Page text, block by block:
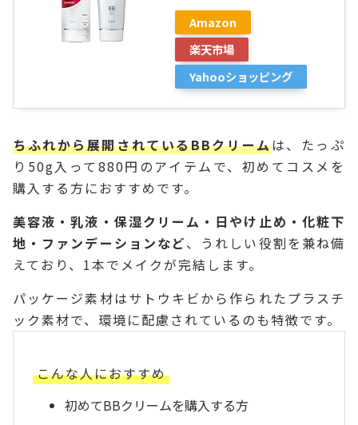
Amazon
楽天市場
Yahooショッピング
ちふれから展開されているBBクリームは、たっぷ
り50g入って880円のアイテムで、初めてコスメを
購入する方におすすめです。
美容液・乳液・保湿クリーム・日やけ止め・化粧下
地・ファンデーションなど、うれしい役割を兼ね備
えており、1本でメイクが完結します。
パッケージ素材はサトウキビから作られたプラスチ
ック素材で、環境に配慮されているのも特徴です。
こんな人におすすめ
初めてBBクリームを購入する方